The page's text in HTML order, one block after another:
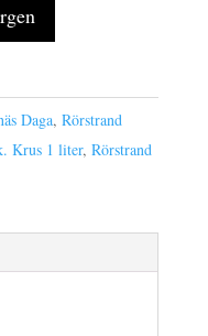
Daga, Rörstrand
Krus 1 liter, Rörstrand